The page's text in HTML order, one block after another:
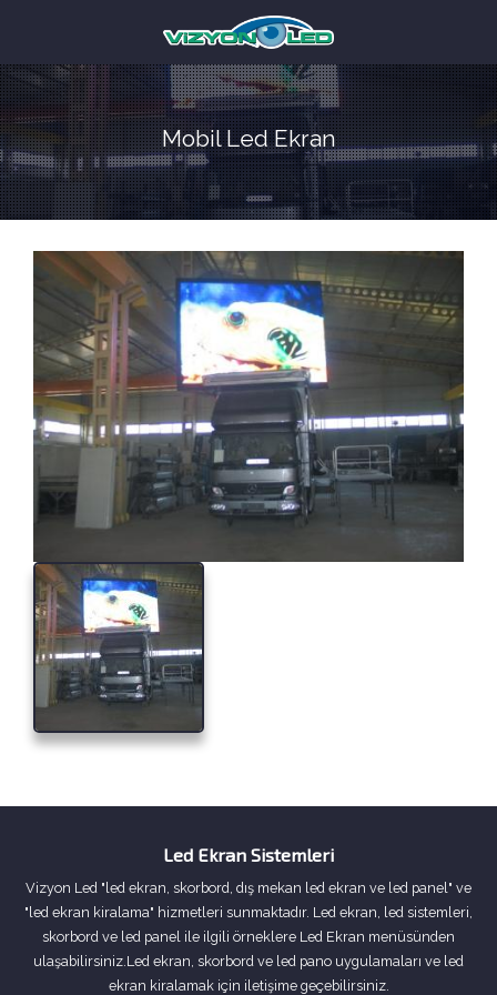
Mobil Led Ekran
Led Ekran Sistemleri
Vizyon Led "led ekran, skorbord, dış mekan led ekran ve led panel" ve
"led ekran kiralama" hizmetleri sunmaktadır. Led ekran, led sistemleri,
skorbord ve led panel ile ilgili örneklere Led Ekran menüsünden
ulaşabilirsiniz.Led ekran, skorbord ve led pano uygulamaları ve led
ekran kiralamak için iletişime geçebilirsiniz.